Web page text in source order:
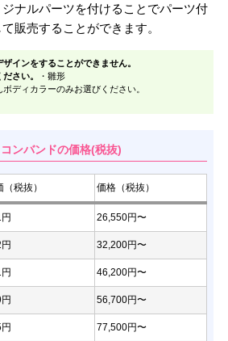
ナルパーツを付けることでパーツ付
販売することができます。
インをすることができません。
さい。
・雛形
ディカラーのみお選びください。
ンバンドの価格(税抜)
（税抜） 価格（税抜）
26,550円〜
32,200円〜
46,200円〜
56,700円〜
77,500円〜